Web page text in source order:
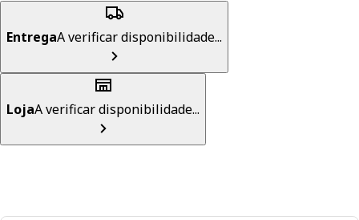
EntregaA verificar disponibilidade...
LojaA verificar disponibilidade...